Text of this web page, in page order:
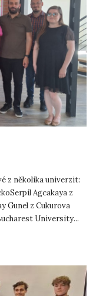
z několika univerzit:
Agcakaya z
Gunel z Cukurova
University...